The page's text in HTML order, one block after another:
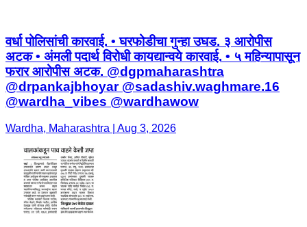
वर्धा पोलिसांची कारवाई. • घरफोडीचा गुन्हा उघड. ३ आरोपीस
अटक • अंमली पदार्थ विरोधी कायद्यान्वये कारवाई. • ५ महिन्यापासून
फरार आरोपीस अटक. @dgpmaharashtra
@drpankajbhoyar @sadashiv.waghmare.16
@wardha_vibes @wardhawow
Wardha, Maharashtra | Aug 3, 2026